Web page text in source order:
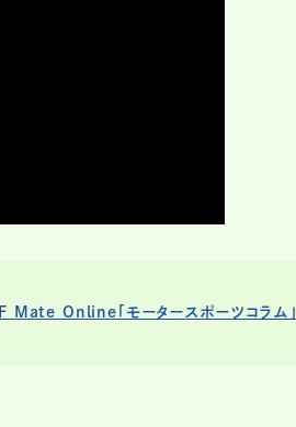
Mate Online「モータースポーツコラム」